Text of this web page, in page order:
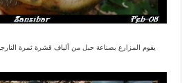
يقوم المزارع بصناعة حبل من ألياف قشرة ثمرة